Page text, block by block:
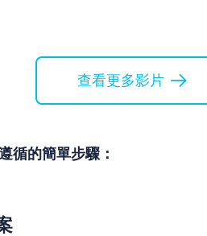
查看更多影片
循的簡單步驟：